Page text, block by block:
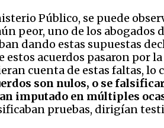
Público, se puede
peor, uno de los
dando estas supuestas
acuerdos pasaron por
cuenta de estas faltas, lo
son nulos, o se
imputado en múltiples
pruebas, dirigían